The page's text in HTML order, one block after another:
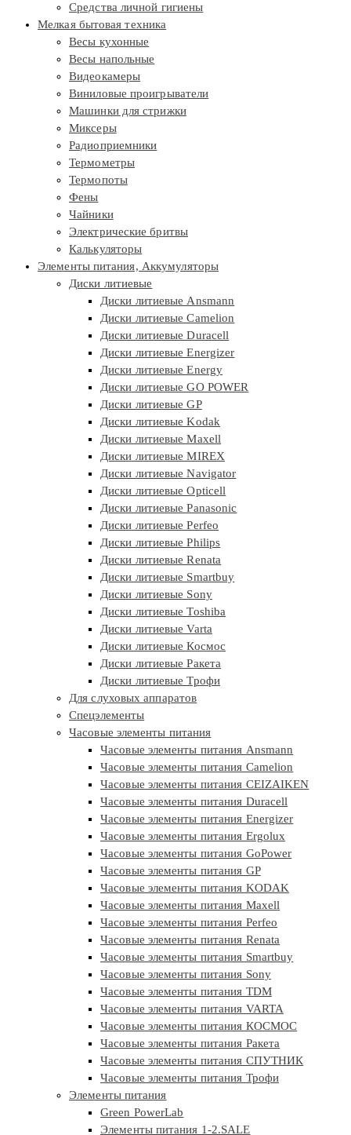
Средства личной гигиены
Мелкая бытовая техника
Весы кухонные
Весы напольные
Видеокамеры
Виниловые проигрыватели
Машинки для стрижки
Миксеры
Радиоприемники
Термометры
Термопоты
Фены
Чайники
Электрические бритвы
Калькуляторы
Элементы питания, Аккумуляторы
Диски литиевые
Диски литиевые Ansmann
Диски литиевые Camelion
Диски литиевые Duracell
Диски литиевые Energizer
Диски литиевые Energy
Диски литиевые GO POWER
Диски литиевые GP
Диски литиевые Kodak
Диски литиевые Maxell
Диски литиевые MIREX
Диски литиевые Navigator
Диски литиевые Opticell
Диски литиевые Panasonic
Диски литиевые Perfeo
Диски литиевые Philips
Диски литиевые Renata
Диски литиевые Smartbuy
Диски литиевые Sony
Диски литиевые Toshiba
Диски литиевые Varta
Диски литиевые Космос
Диски литиевые Ракета
Диски литиевые Трофи
Для слуховых аппаратов
Спецэлементы
Часовые элементы питания
Часовые элементы питания Ansmann
Часовые элементы питания Camelion
Часовые элементы питания CEIZAIKEN
Часовые элементы питания Duracell
Часовые элементы питания Energizer
Часовые элементы питания Ergolux
Часовые элементы питания GoPower
Часовые элементы питания GP
Часовые элементы питания KODAK
Часовые элементы питания Maxell
Часовые элементы питания Perfeo
Часовые элементы питания Renata
Часовые элементы питания Smartbuy
Часовые элементы питания Sony
Часовые элементы питания TDM
Часовые элементы питания VARTA
Часовые элементы питания КОСМОС
Часовые элементы питания Ракета
Часовые элементы питания СПУТНИК
Часовые элементы питания Трофи
Элементы питания
Green PowerLab
Элементы питания 1-2.SALE